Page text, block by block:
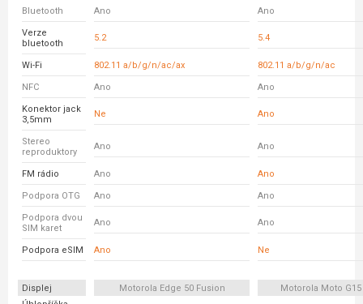
Bluetooth Ano Ano
Verze
bluetooth
5.2 5.4
Wi-Fi 802.11 a/b/g/n/ac/ax 802.11 a/b/g/n/ac
NFC Ano Ano
Konektor jack
3,5mm
Ne Ano
Stereo
reproduktory
Ano Ano
FM rádio Ano Ano
Podpora OTG Ano Ano
Podpora dvou
SIM karet
Ano Ano
Podpora eSIM Ano Ne
Displej Motorola Edge 50 Fusion
Motorola Moto